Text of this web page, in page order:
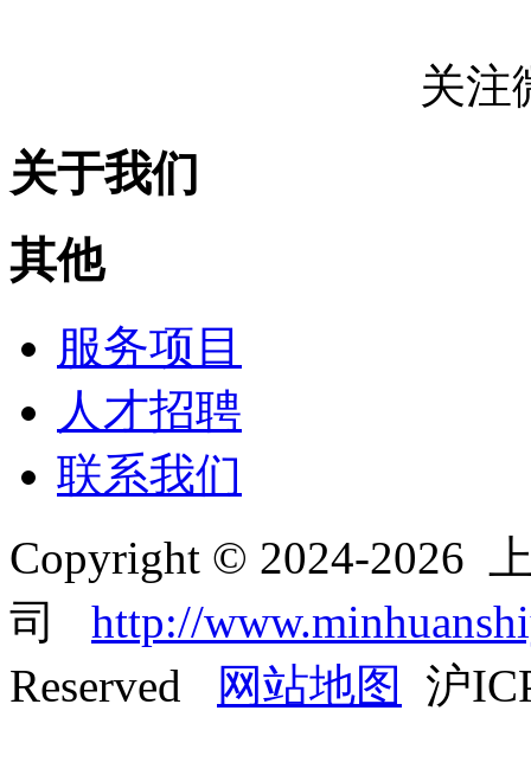
关注
关于我们
其他
服务项目
人才招聘
联系我们
Copyright © 2024-2026
司 http://
Reserved
网站地图 沪